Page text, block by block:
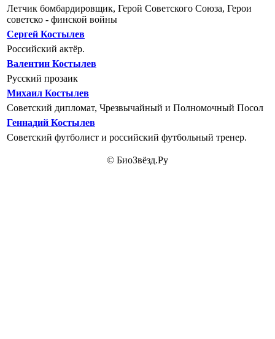
Летчик бомбардировщик, Герой Советского Союза, Герои
советско - финской войны
Сергей Костылев
Российский актёр.
Валентин Костылев
Русский прозаик
Михаил Костылев
Советский дипломат, Чрезвычайный и Полномочный Посол
Геннадий Костылев
Советский футболист и российский футбольный тренер.
© БиоЗвёзд.Ру